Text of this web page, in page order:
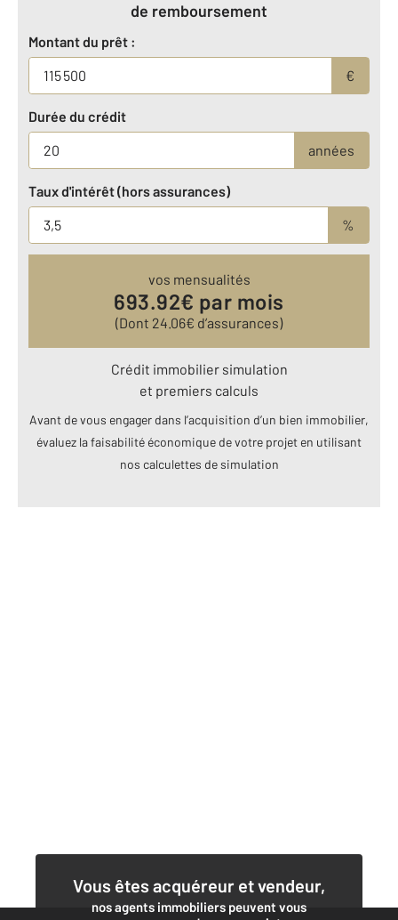
de remboursement
Montant du prêt :
€
Durée du crédit
années
Taux d'intérêt (hors assurances)
%
vos mensualités
693.92€ par mois
(Dont 24.06€ d’assurances)
Crédit immobilier simulation
et premiers calculs
Avant de vous engager dans l’acquisition d’un bien immobilier,
évaluez la faisabilité économique de votre projet en utilisant
nos calculettes de simulation
Vous êtes acquéreur et vendeur,
nos agents immobiliers peuvent vous